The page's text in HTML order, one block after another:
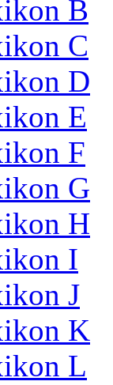
B
C
D
E
F
G
H
I
J
K
L